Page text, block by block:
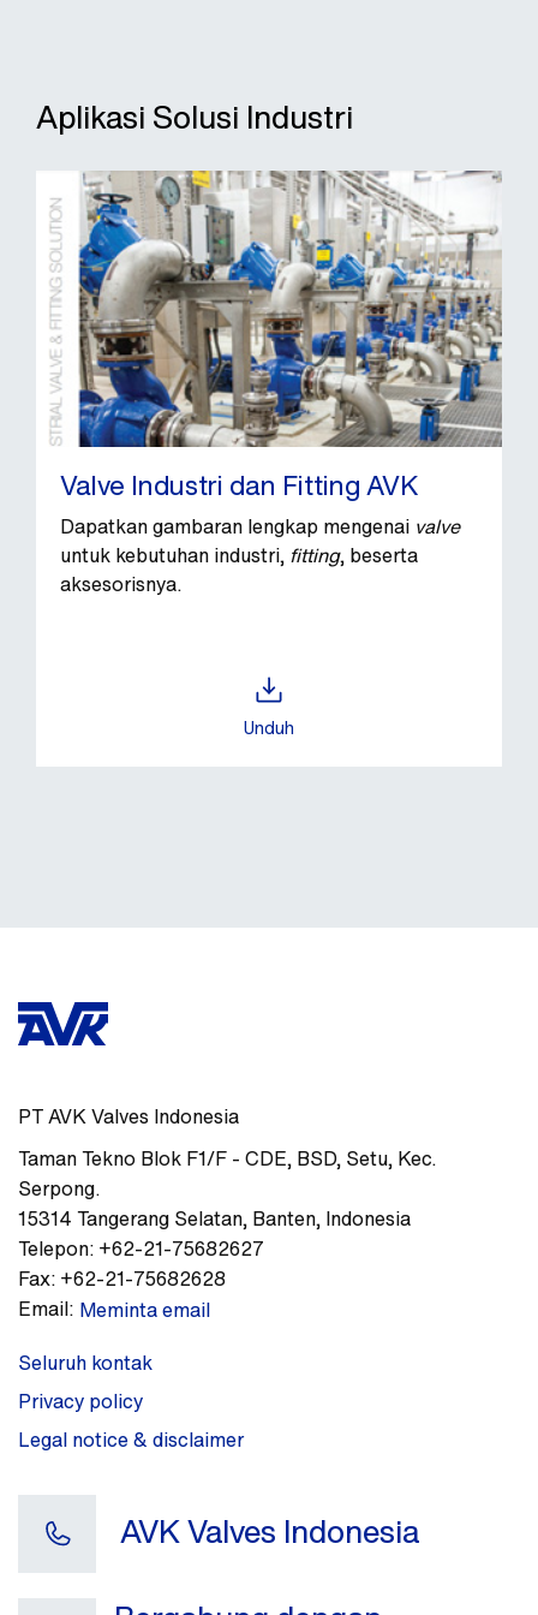
Aplikasi Solusi Industri
Valve Industri dan Fitting AVK
Dapatkan gambaran lengkap mengenai valve
untuk kebutuhan industri, fitting, beserta
aksesorisnya.
Unduh
PT AVK Valves Indonesia
Taman Tekno Blok F1/F - CDE, BSD, Setu, Kec.
Serpong.
15314 Tangerang Selatan, Banten, Indonesia
Telepon: +62-21-75682627
Fax: +62-21-75682628
Email: Meminta email
Seluruh kontak
Privacy policy
Legal notice & disclaimer
AVK Valves Indonesia